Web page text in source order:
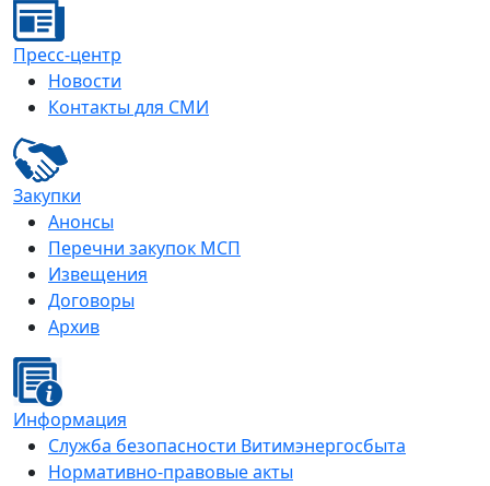
Пресс-центр
Новости
Контакты для СМИ
Закупки
Анонсы
Перечни закупок МСП
Извещения
Договоры
Архив
Информация
Служба безопасности Витимэнергосбыта
Нормативно-правовые акты